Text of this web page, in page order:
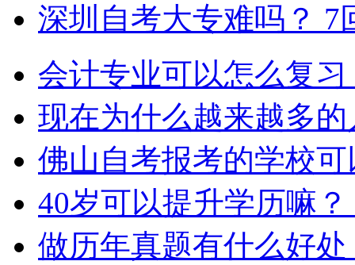
深圳自考大专难吗？ 7
会计专业可以怎么复习
现在为什么越来越多
佛山自考报考的学校
40岁可以提升学历嘛？
做历年真题有什么好处